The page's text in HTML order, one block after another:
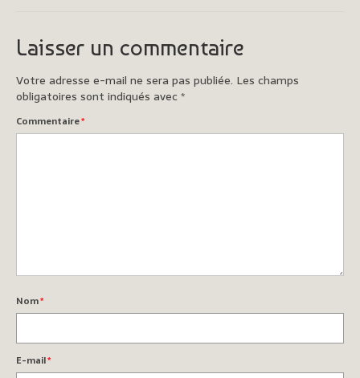
Contact
Laisser un commentaire
Votre adresse e-mail ne sera pas publiée. Les champs
obligatoires sont indiqués avec*
Commentaire*
Nom*
E-mail*